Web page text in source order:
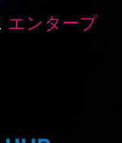
エンタープ